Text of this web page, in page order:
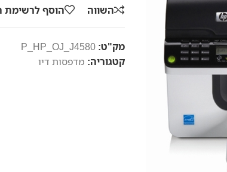
השווה הוסף לרשימת
מק"ט: P_HP_OJ_J4580
קטגוריה: מדפסות דיו